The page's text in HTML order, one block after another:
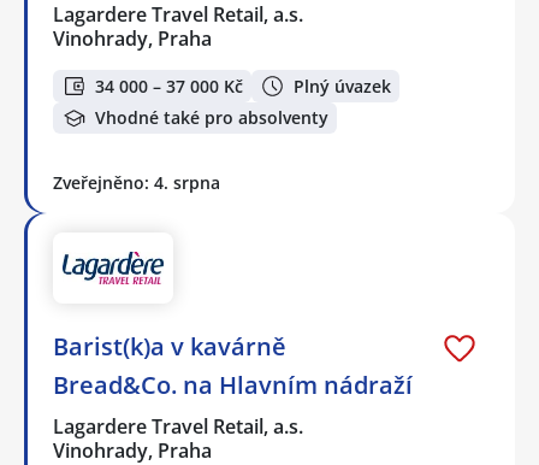
Lagardere Travel Retail, a.s.
Vinohrady, Praha
34 000 – 37 000 Kč
Plný úvazek
Vhodné také pro absolventy
Zveřejněno: 4. srpna
Barist(k)a v kavárně
Bread&Co. na Hlavním nádraží
Lagardere Travel Retail, a.s.
Vinohrady, Praha